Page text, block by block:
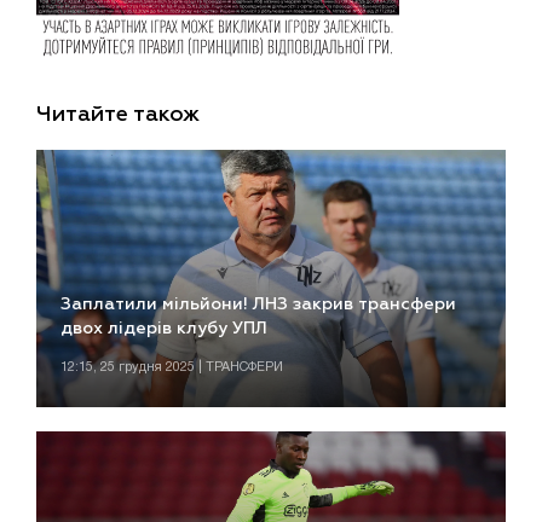
Читайте також
Заплатили мільйони! ЛНЗ закрив трансфери
двох лідерів клубу УПЛ
12:15, 25 грудня 2025 | ТРАНСФЕРИ